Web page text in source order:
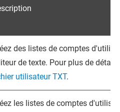
des listes de comptes
de texte. Pour plus de
utilisateur TXT.
les listes de comptes